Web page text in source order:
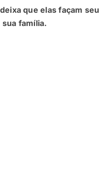
que elas façam seu
família.